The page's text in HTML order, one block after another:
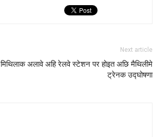
Next article
मिथिलाक अलावे अहि रेलवे स्टेशन पर होइत अछि मैथिलीमे
ट्रेनक उद्घोषणा